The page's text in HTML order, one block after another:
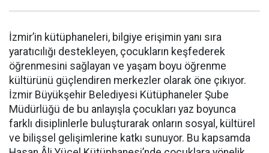
İzmir’in kütüphaneleri, bilgiye erişimin yanı sıra
yaratıcılığı destekleyen, çocukların keşfederek
öğrenmesini sağlayan ve yaşam boyu öğrenme
kültürünü güçlendiren merkezler olarak öne çıkıyor.
İzmir Büyükşehir Belediyesi Kütüphaneler Şube
Müdürlüğü de bu anlayışla çocukları yaz boyunca
farklı disiplinlerle buluşturarak onların sosyal, kültürel
ve bilişsel gelişimlerine katkı sunuyor. Bu kapsamda